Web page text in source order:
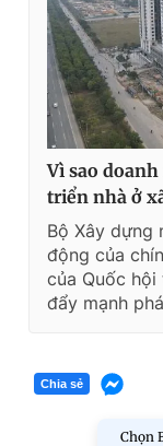
Vì sao
triển nhà ở
Bộ Xây dựng
động của
của Quốc
đẩy mạnh
Chia sẻ
Chọn